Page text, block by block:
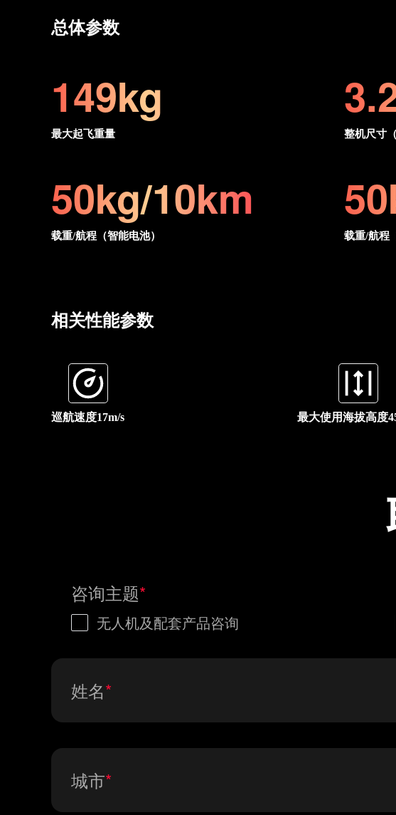
总体参数
149kg
最大起飞重量 整机尺寸
50kg/10km
载重/航程（智能电池） 载重/航程
相关性能参数
巡航速度17m/s 最大使用海拔高度
咨询主题
无人机及配套产品咨询
姓名
城市